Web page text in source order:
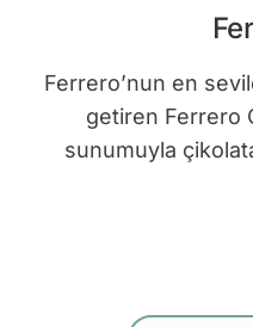
Ferrero’nun en
getiren Ferrero
sunumuyla